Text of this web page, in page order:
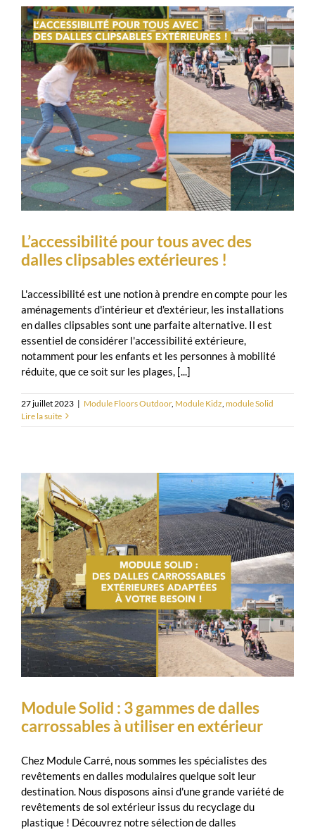
L’accessibilité pour tous avec des
dalles clipsables extérieures !
L'accessibilité est une notion à prendre en compte pour les
aménagements d'intérieur et d'extérieur, les installations
en dalles clipsables sont une parfaite alternative. Il est
essentiel de considérer l'accessibilité extérieure,
notamment pour les enfants et les personnes à mobilité
réduite, que ce soit sur les plages, [...]
27 juillet 2023 | Module Floors Outdoor, Module Kidz module Solid
Lire la suite
Module Solid : 3 gammes de dalles
carrossables à utiliser en extérieur
Chez Module Carré, nous sommes les spécialistes des
revêtements en dalles modulaires quelque soit leur
destination. Nous disposons ainsi d'une grande variété de
revêtements de sol extérieur issus du recyclage du
plastique ! Découvrez notre sélection de dalles